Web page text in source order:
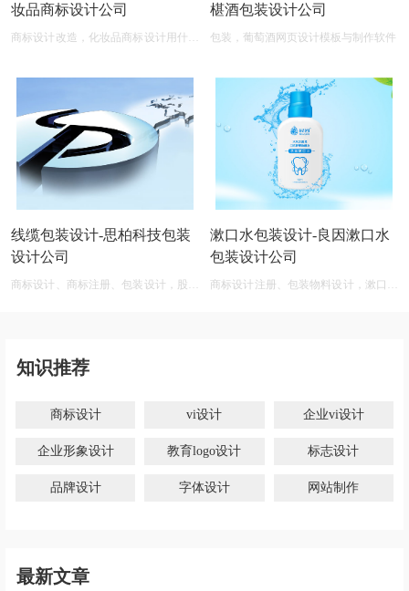
妆品商标设计公司
商标设计改造，化妆品商标设计用什么
椹酒包装设计公司
包装，葡萄酒网页设计模板与制作软件
线缆包装设计-思柏科技包装
设计公司
商标设计、商标注册、包装设计，股份
漱口水包装设计-良因漱口水
包装设计公司
商标设计注册、包装物料设计，漱口水
知识推荐
商标设计 vi设计 企业vi设计
企业形象设计 教育logo设计 标志设计
品牌设计 字体设计 网站制作
最新文章